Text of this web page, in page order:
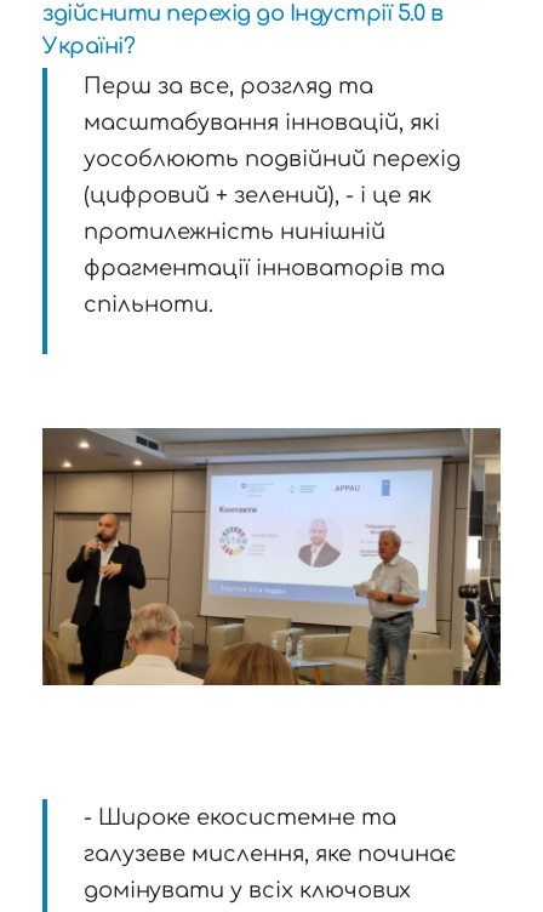
здійснити перехід до Індустрії 5.0 в
Україні?
Перш за все, розгляд та
масштабування інновацій, які
уособлюють подвійний перехід
(цифровий + зелений), - і це як
протилежність нинішній
фрагментації інноваторів та
спільноти.
- Широке екосистемне та
галузеве мислення, яке починає
домінувати у всіх ключових